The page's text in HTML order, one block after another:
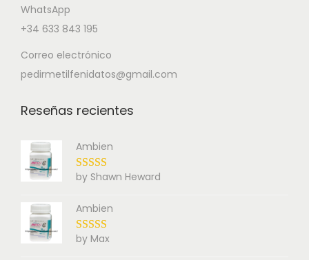
WhatsApp
+34 633 843 195
Correo electrónico
pedirmetilfenidatos@gmail.com
Reseñas recientes
Ambien
by Shawn Heward
Ambien
by Max